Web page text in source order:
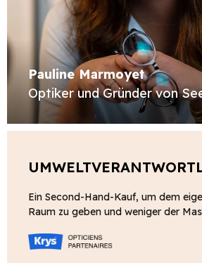
Pauline Marmoyet
Optiker und Gründer von
Ein Second-Hand-Kauf, um dem
Raum zu geben und weniger der